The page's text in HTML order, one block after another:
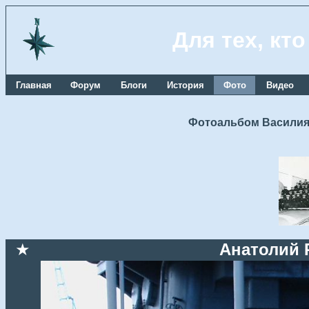
Для тех,
Главная Форум Блоги История Фото Видео
Фотоальбом
★ Анатолий